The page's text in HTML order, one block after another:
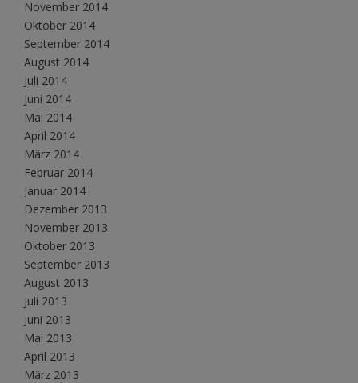
November 2014
Oktober 2014
September 2014
August 2014
Juli 2014
Juni 2014
Mai 2014
April 2014
März 2014
Februar 2014
Januar 2014
Dezember 2013
November 2013
Oktober 2013
September 2013
August 2013
Juli 2013
Juni 2013
Mai 2013
April 2013
März 2013